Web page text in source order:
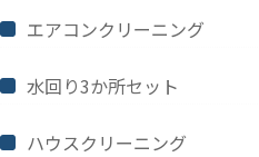
エアコンクリーニング
水回り3か所セット
ハウスクリーニング